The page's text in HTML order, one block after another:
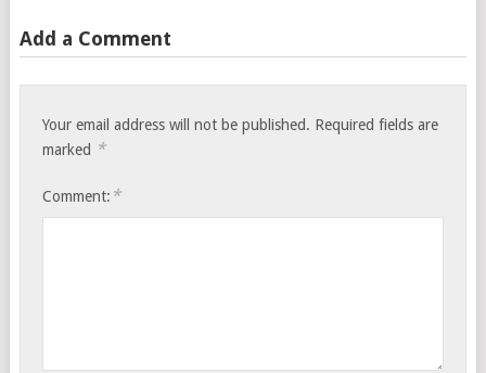
Add a Comment
Your email address will not be published. Required fields are
marked *
Comment: *